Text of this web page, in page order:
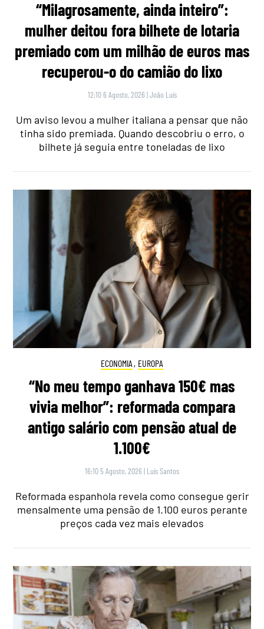
“Milagrosamente, ainda inteiro”:
mulher deitou fora bilhete de lotaria
premiado com um milhão de euros mas
recuperou-o do camião do lixo
12:10 6 Agosto, 2026 |João Luís
Um aviso levou a mulher italiana a pensar que não
tinha sido premiada. Quando descobriu o erro, o
bilhete já seguia entre toneladas de lixo
ECONOMIA , EUROPA
“No meu tempo ganhava 150€ mas
vivia melhor”: reformada compara
antigo salário com pensão atual de
1.100€
16:10 5 Agosto, 2026 | Luís Santos
Reformada espanhola revela como consegue gerir
mensalmente uma pensão de 1.100 euros perante
preços cada vez mais elevados